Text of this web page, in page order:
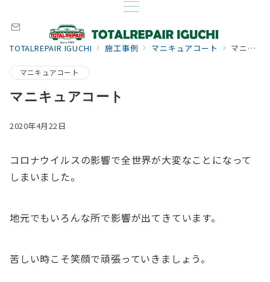
TOTALREPAIR IGUCHI 施工事例 マニキュアコート マニキュアコート
マニキュアコート
マニキュアコート
2020年4月22日
コロナウイルスの影響で全世界が大変なことになって
しまいました。
地元でもいろんな所で影響が出てきています。
苦しい時こそ笑顔で頑張っていきましょう。